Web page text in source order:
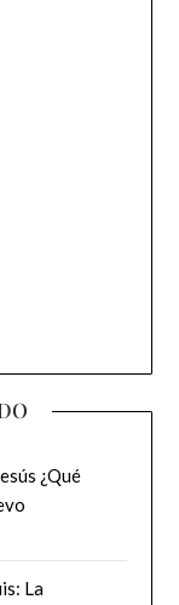
¿Qué
La